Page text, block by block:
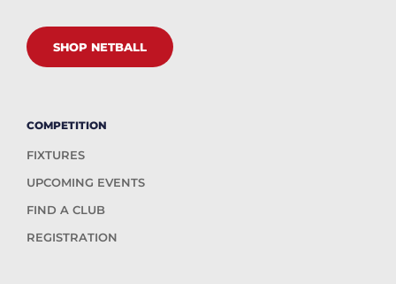
SHOP NETBALL
COMPETITION
FIXTURES
UPCOMING EVENTS
FIND A CLUB
REGISTRATION